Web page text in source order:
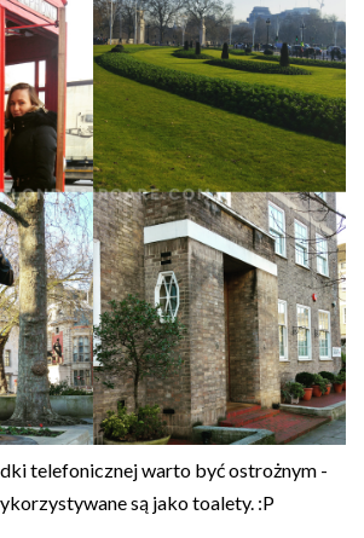
telefonicznej warto być ostrożnym -
są jako toalety. :P